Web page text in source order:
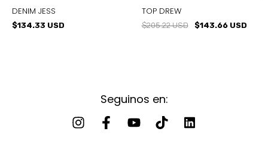
DENIM JESS
$134.33 USD
TOP DREW
$205.22 USD $143.66 USD
Seguinos en: